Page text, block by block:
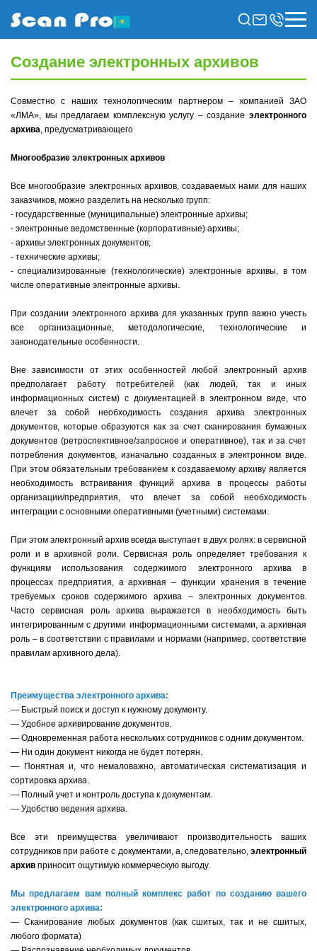
Создание электронных архивов
Совместно с наших технологическим партнером – компанией ЗАО
«ЛМА», мы предлагаем комплексную услугу – создание электронного
архива, предусматривающего
Многообразие электронных архивов
Все многообразие электронных архивов, создаваемых нами для наших
заказчиков, можно разделить на несколько групп:
- государственные (муниципальные) электронные архивы;
- электронные ведомственные (корпоративные) архивы;
- архивы электронных документов;
- технические архивы;
- специализированные (технологические) электронные архивы, в том
числе оперативные электронные архивы.
При создании электронного архива для указанных групп важно учесть
все организационные, методологические, технологические и
законодательные особенности.
Вне зависимости от этих особенностей любой электронный архив
предполагает работу потребителей (как людей, так и иных
информационных систем) с документацией в электронном виде, что
влечет за собой необходимость создания архива электронных
документов, которые образуются как за счет сканирования бумажных
документов (ретроспективное/запросное и оперативное), так и за счет
потребления документов, изначально созданных в электронном виде.
При этом обязательным требованием к создаваемому архиву является
необходимость встраивания функций архива в процессы работы
организации/предприятия, что влечет за собой необходимость
интеграции с основными оперативными (учетными) системами.
При этом электронный архив всегда выступает в двух ролях: в сервисной
роли и в архивной роли. Сервисная роль определяет требования к
функциям использования содержимого электронного архива в
процессах предприятия, а архивная – функции хранения в течение
требуемых сроков содержимого архива – электронных документов.
Часто сервисная роль архива выражается в необходимость быть
интегрированным с другими информационными системами, а архивная
роль – в соответствии с правилами и нормами (например, соответствие
правилам архивного дела).
Преимущества электронного архива:
— Быстрый поиск и доступ к нужному документу.
— Удобное архивирование документов.
— Одновременная работа нескольких сотрудников с одним документом.
— Ни один документ никогда не будет потерян.
— Понятная и, что немаловажно, автоматическая систематизация и
сортировка архива.
— Полный учет и контроль доступа к документам.
— Удобство ведения архива.
Все эти преимущества увеличивают производительность ваших
сотрудников при работе с документами, а, следовательно, электронный
архив приносит ощутимую коммерческую выгоду.
Мы предлагаем вам полный комплекс работ по созданию вашего
электронного архива:
— Сканирование любых документов (как сшитых, так и не сшитых,
любого формата)